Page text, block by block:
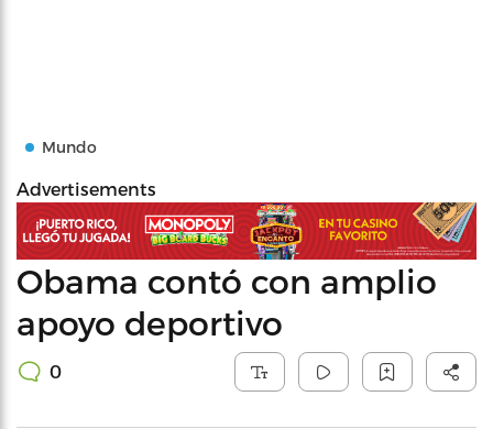
Mundo
Advertisements
Obama contó con amplio
apoyo deportivo
0